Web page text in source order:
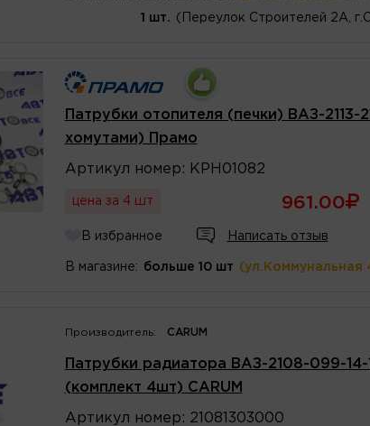
1 шт. (Переулок Строителей 2А,
Патрубки отопителя (печки) ВАЗ-2113-
хомутами) Прамо
Артикул номер : KPH01082
цена за 4 шт 961.00
В избранное Написать отзыв
В магазине: больше 10 шт (ул.Коммунальная
Производитель: CARUM
Патрубки радиатора ВАЗ-2108-099-
(комплект 4шт) CARUM
Артикул номер : 21081303000